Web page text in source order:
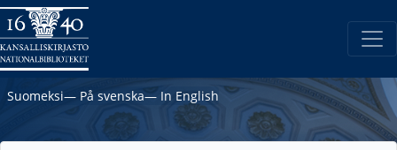
Suomeksi― På svenska― In English